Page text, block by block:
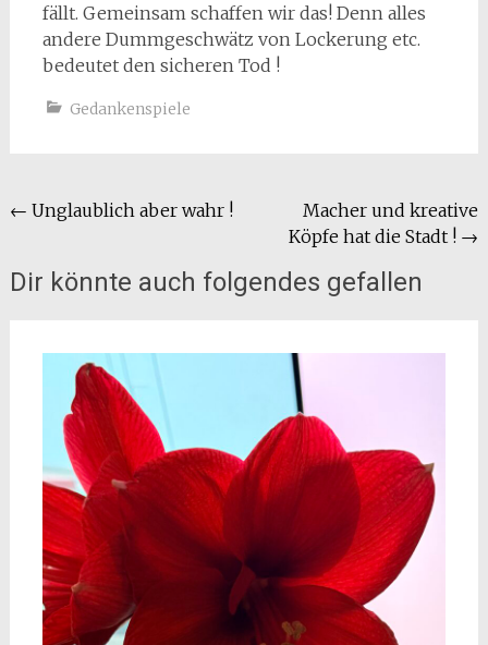
fällt. Gemeinsam schaffen wir das! Denn alles
andere Dummgeschwätz von Lockerung etc.
bedeutet den sicheren Tod !
Gedankenspiele
Beitragsnavigation
← Unglaublich aber wahr !
Macher und kreative
Köpfe hat die Stadt ! →
Dir könnte auch folgendes gefallen